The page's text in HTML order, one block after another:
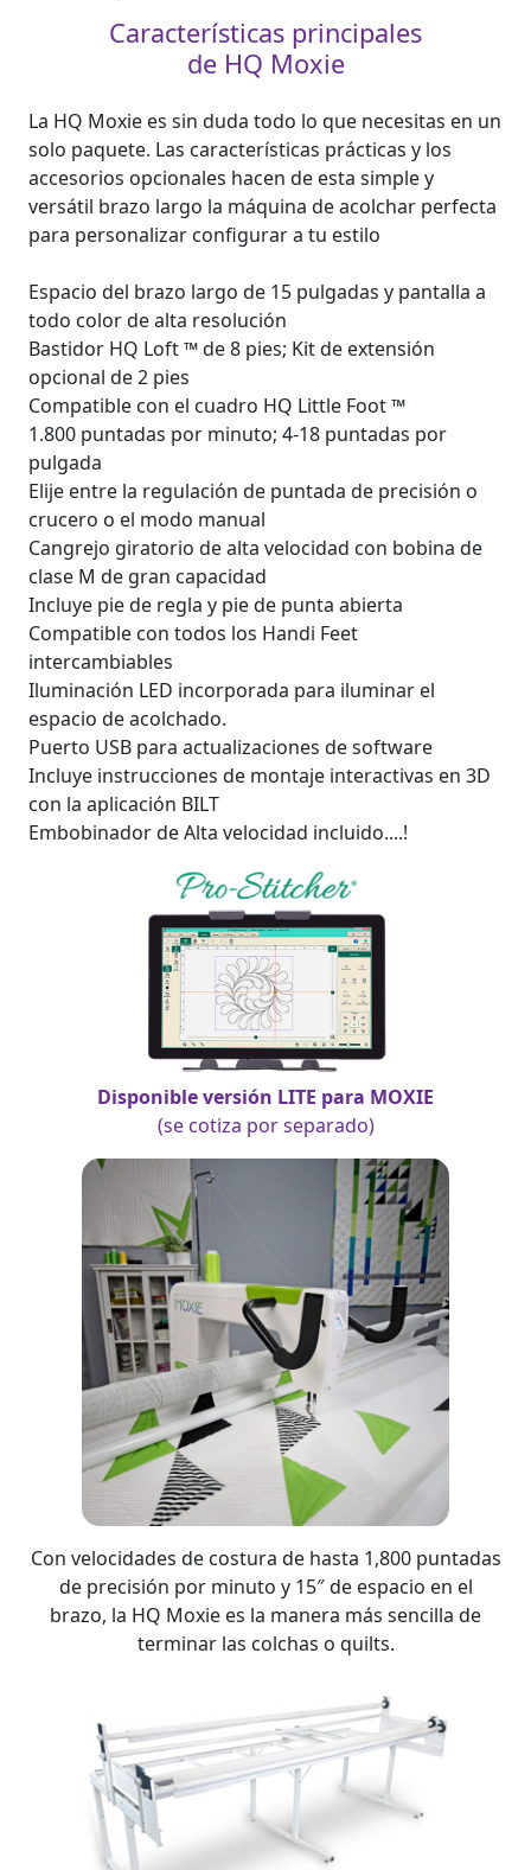
Características principales
de HQ Moxie
Con velocidades de costura de hasta 1,800 puntadas
de precisión por minuto y 15″ de espacio en el
brazo, la HQ Moxie es la manera más sencilla de
terminar las colchas o quilts.
La HQ Moxie es sin duda todo lo que necesitas en un
solo paquete. Las características prácticas y los
accesorios opcionales hacen de esta simple y
versátil brazo largo la máquina de acolchar perfecta
para personalizar configurar a tu estilo
Espacio del brazo largo de 15 pulgadas y pantalla a
todo color de alta resolución
Bastidor HQ Loft ™ de 8 pies; Kit de extensión
opcional de 2 pies
Compatible con el cuadro HQ Little Foot ™
1.800 puntadas por minuto; 4-18 puntadas por
pulgada
Elije entre la regulación de puntada de precisión o
crucero o el modo manual
Cangrejo giratorio de alta velocidad con bobina de
clase M de gran capacidad
Incluye pie de regla y pie de punta abierta
Compatible con todos los Handi Feet
intercambiables
Iluminación LED incorporada para iluminar el
espacio de acolchado.
Puerto USB para actualizaciones de software
Incluye instrucciones de montaje interactivas en 3D
con la aplicación BILT
Embobinador de Alta velocidad incluido....!
Disponible versión LITE para MOXIE
(se cotiza por separado)